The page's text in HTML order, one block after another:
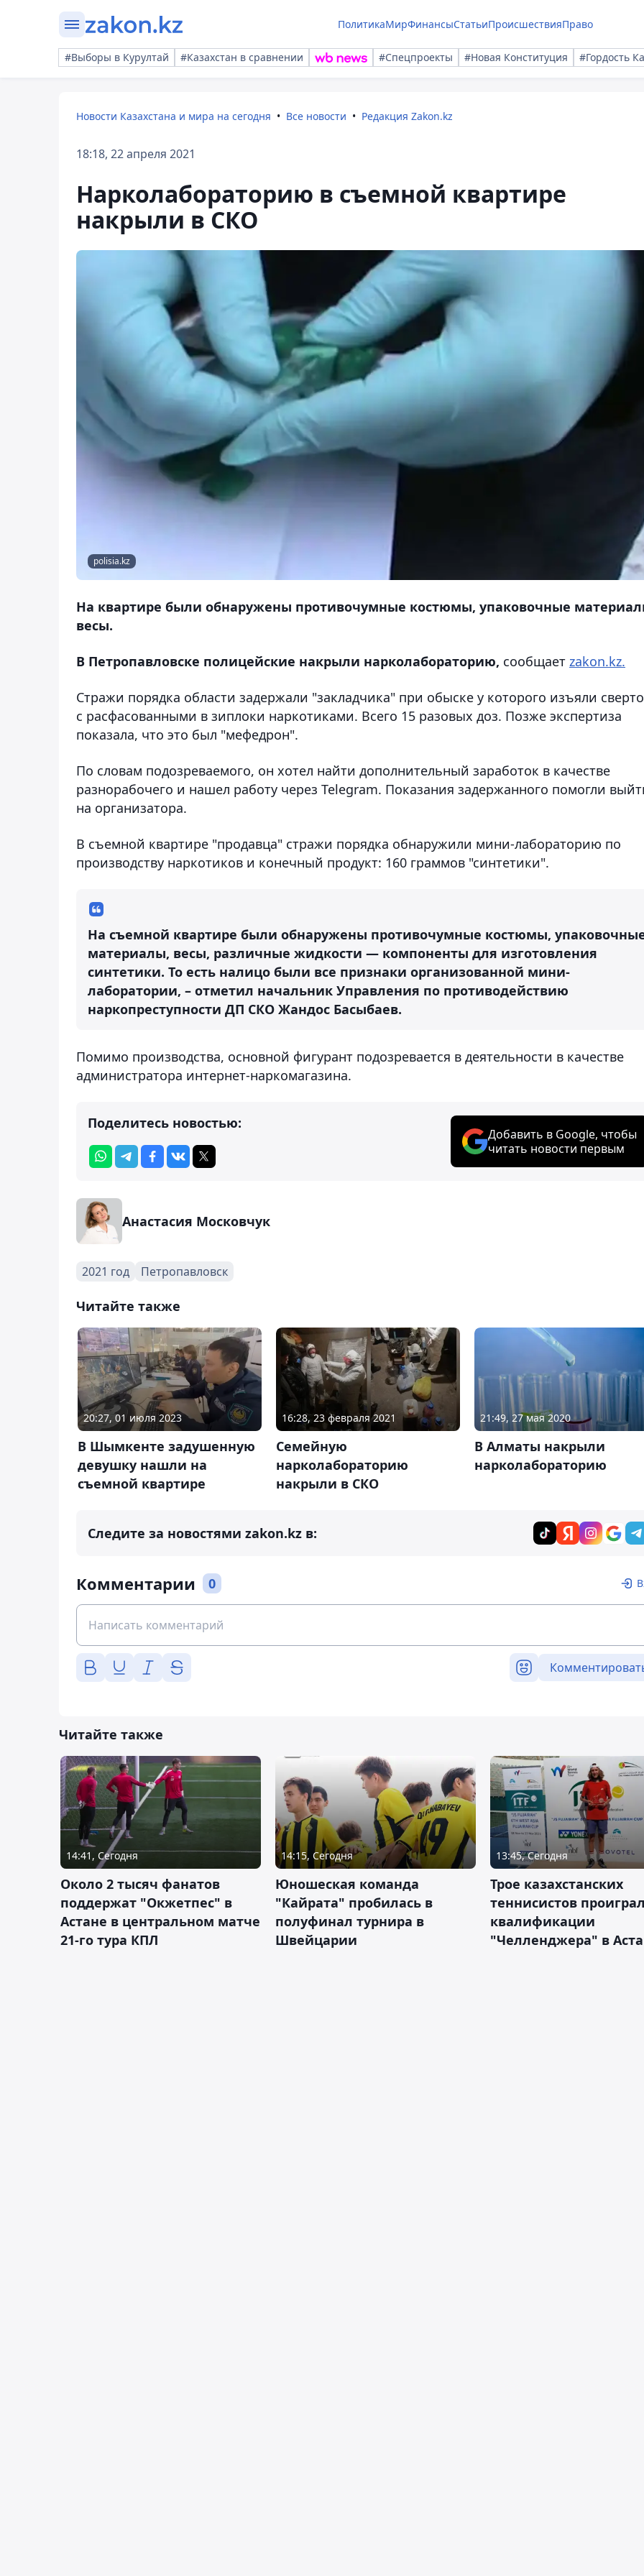
ПолитикаМирФинансыСтатьиПроисшествияПраво
#Выборы в Курултай #Казахстан в сравнении #Спецпроекты #Новая Конституция #Гордость
Новости Казахстана и мира на сегодня Все новости Редакция Zakon.kz
18:18, 22 апреля 2021
Нарколабораторию в съемной квартире
накрыли в СКО
polisia.kz
На квартире были обнаружены противочумные костюмы, упаковочные
весы.
В Петропавловске полицейские накрыли нарколабораторию, сообщает zakon.kz.
Стражи порядка области задержали "закладчика" при обыске у которого изъяли
с расфасованными в зиплоки наркотиками. Всего 15 разовых доз. Позже экспертиза
показала, что это был "мефедрон".
По словам подозреваемого, он хотел найти дополнительный заработок в качестве
разнорабочего и нашел работу через Telegram. Показания задержанного помогли
на организатора.
В съемной квартире "продавца" стражи порядка обнаружили мини-лабораторию по
производству наркотиков и конечный продукт: 160 граммов "синтетики".
На съемной квартире были обнаружены противочумные костюмы,
материалы, весы, различные жидкости — компоненты для изготовления
синтетики. То есть налицо были все признаки организованной мини-
лаборатории, – отметил начальник Управления по противодействию
наркопреступности ДП СКО Жандос Басыбаев.
Помимо производства, основной фигурант подозревается в деятельности в качестве
администратора интернет-наркомагазина.
Поделитесь новостью:
Добавить в Google, чтобы
читать новости первым
Анастасия Московчук
2021 год Петропавловск
Читайте также
20:27, 01 июля 2023
В Шымкенте задушенную
девушку нашли на
съемной квартире
16:28, 23 февраля 2021
Семейную
нарколабораторию
накрыли в СКО
21:49, 27 мая 2020
В Алматы накрыли
нарколабораторию
Следите за новостями zakon.kz в:
Комментарии 0
Читайте также
14:41, Сегодня
Около 2 тысяч фанатов
поддержат "Окжетпес" в
Астане в центральном матче
21-го тура КПЛ
14:15, Сегодня
Юношеская команда
"Кайрата" пробилась в
полуфинал турнира в
Швейцарии
13:45, Сегодня
Трое казахстанских
теннисистов
квалификации
"Челленджера" в